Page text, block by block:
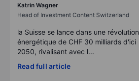
Katrin Wagner
Head of Investment Content Switzerland
la Suisse se lance dans une révolution
énergétique de CHF 30 milliards d'ici
2050, rivalisant avec l...
Read full article